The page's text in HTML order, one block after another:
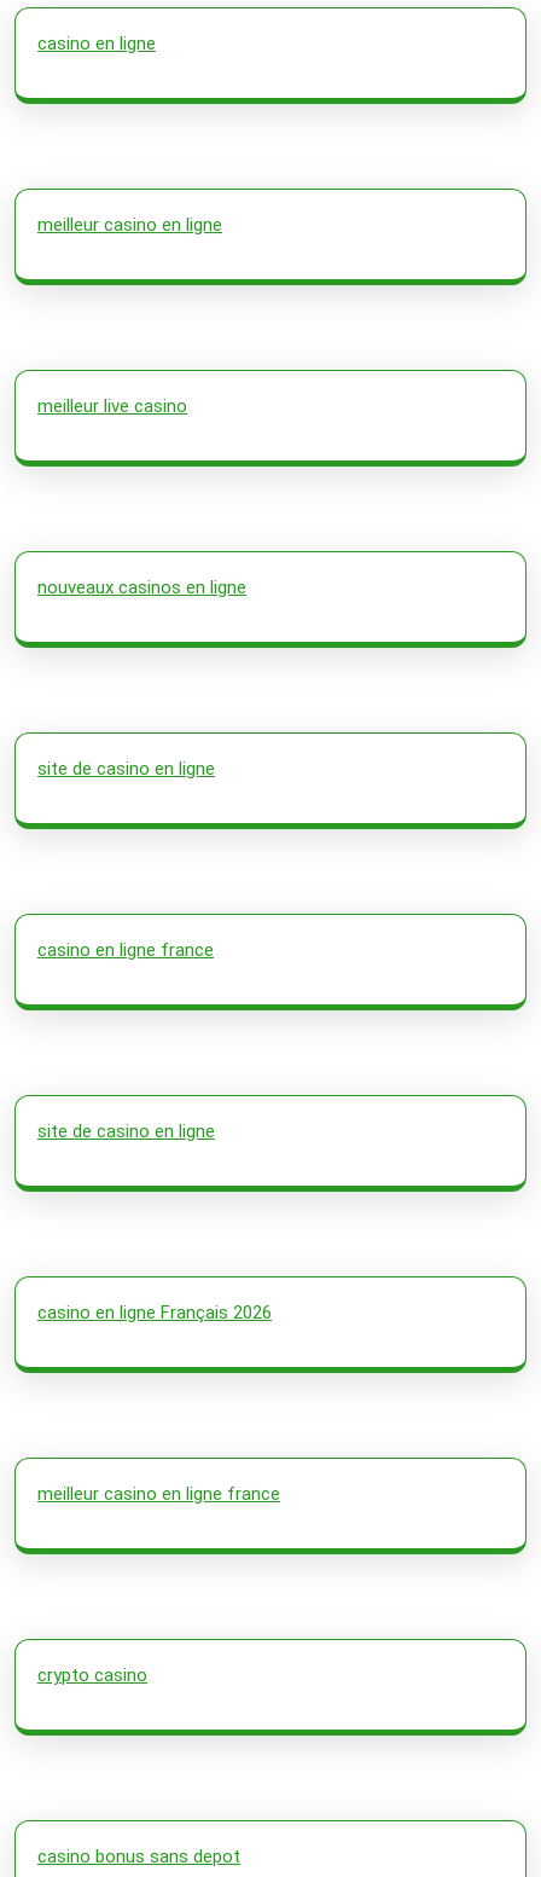
casino en ligne
meilleur casino en ligne
meilleur live casino
nouveaux casinos en ligne
site de casino en ligne
casino en ligne france
site de casino en ligne
casino en ligne Français 2026
meilleur casino en ligne france
crypto casino
casino bonus sans depot